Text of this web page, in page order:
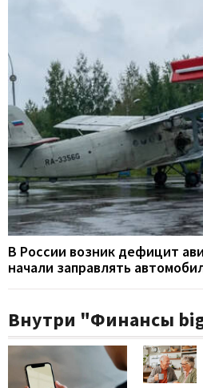
В России возник дефицит
начали заправлять
Внутри "Финансы